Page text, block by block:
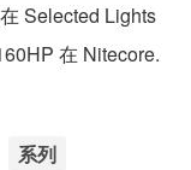
Selected Lights
在 Nitecore.
系列